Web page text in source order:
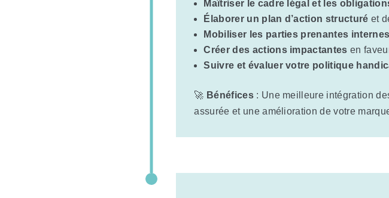
Maîtriser le cadre légal et les
Élaborer un plan d’action structuré et
Mobiliser les parties prenantes
Créer des actions impactantes en
Suivre et évaluer votre politique
🚀 Bénéfices: Une meilleure intégration
assurée et une amélioration de votre